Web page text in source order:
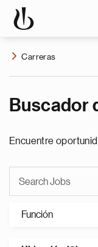
Carreras
Buscador
Encuentre
Función